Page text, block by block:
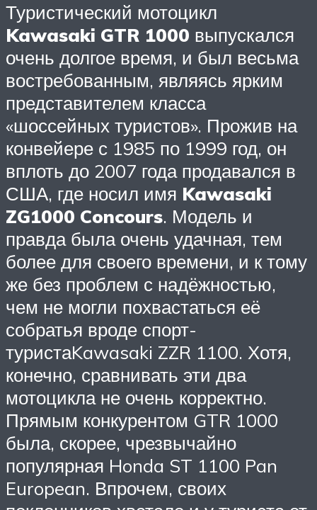
Туристический мотоцикл
Kawasaki GTR 1000 выпускался
очень долгое время, и был весьма
востребованным, являясь ярким
представителем класса
«шоссейных туристов». Прожив на
конвейере с 1985 по 1999 год, он
вплоть до 2007 года продавался в
США, где носил имя Kawasaki
ZG1000 Concours. Модель и
правда была очень удачная, тем
более для своего времени, и к тому
же без проблем с надёжностью,
чем не могли похвастаться её
собратья вроде спорт-
туристаKawasaki ZZR 1100. Хотя,
конечно, сравнивать эти два
мотоцикла не очень корректно.
Прямым конкурентом GTR 1000
была, скорее, чрезвычайно
популярная Honda ST 1100 Pan
European. Впрочем, своих